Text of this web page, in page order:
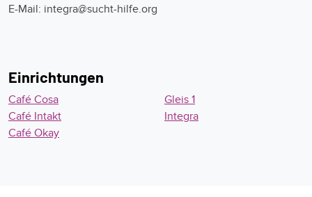
E-Mail: integra@sucht-hilfe.org
Einrichtungen
Café Cosa
Café Intakt
Café Okay
Gleis 1
Integra